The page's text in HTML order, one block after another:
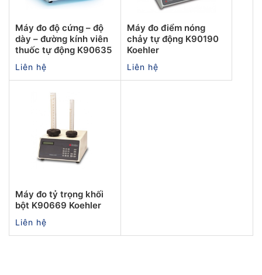
Máy đo độ cứng – độ
dày – đường kính viên
thuốc tự động K90635
Liên hệ
Máy đo điểm nóng
chảy tự động K90190
Koehler
Liên hệ
Máy đo tỷ trọng khối
bột K90669 Koehler
Liên hệ